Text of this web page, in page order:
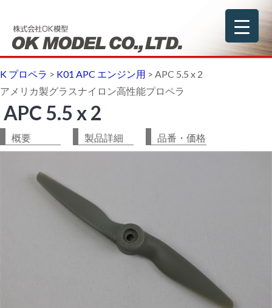
K プロペラ > K01 APC エンジン用 > APC 5.5 x 2
アメリカ製グラスナイロン高性能プロペラ
APC 5.5 x 2
概要 製品詳細 品番・価格